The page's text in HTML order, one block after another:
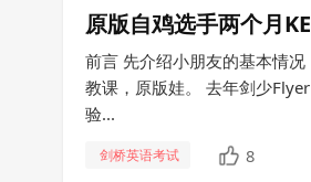
原版自鸡选手两个月
前言 先介绍小朋友的基本情
教课，原版娃。 去年剑少
验...
剑桥英语考试 8